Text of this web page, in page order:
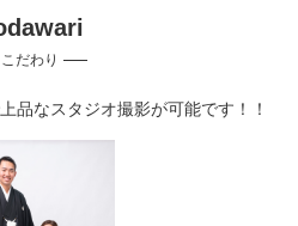
こだわり
品なスタジオ撮影が可能です！！